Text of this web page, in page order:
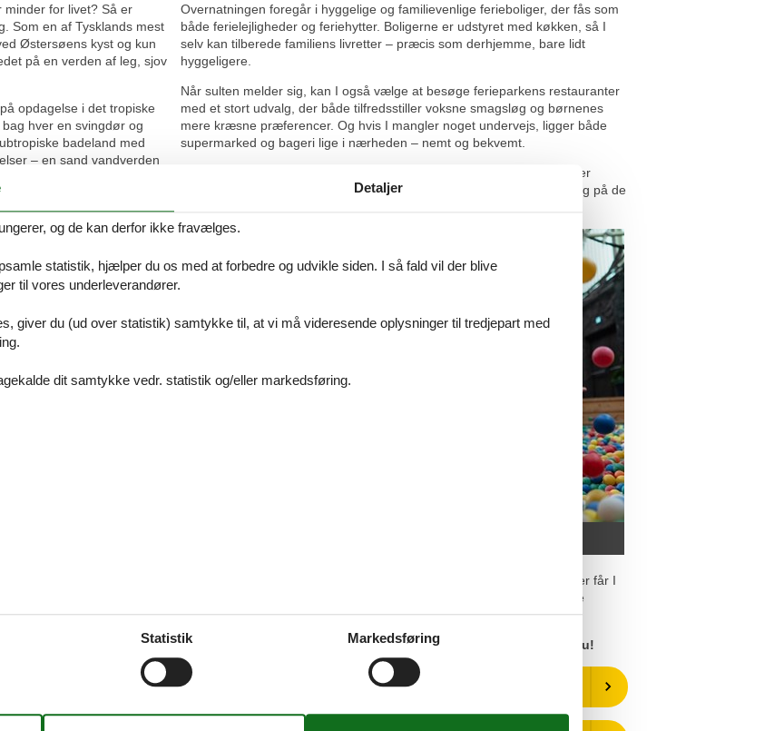
for livet? Så er
Som en af Tysklands mest
Østersøens kyst og kun
på en verden af leg, sjov
opdagelse i det tropiske
hver en svingdør og
badeland med
– en sand vandverden
er der intet som at
strand, der
kan forældrene finde ro og
god bog, eller drik en kop
aktivitet og afslapning,
Overnatningen foregår i hyggelige og familievenlige ferieboliger, der fås som
både ferielejligheder og feriehytter. Boligerne er udstyret med køkken, så I
selv kan tilberede familiens livretter – præcis som derhjemme, bare lidt
hyggeligere.
Når sulten melder sig, kan I også vælge at besøge ferieparkens restauranter
med et stort udvalg, der både tilfredsstiller voksne smagsløg og børnenes
mere kræsne præferencer. Og hvis I mangler noget undervejs, ligger både
supermarked og bageri lige i nærheden – nemt og bekvemt.
Der er masser af aktiviteter for børn hver eneste dag. Uanset om det er
kreative værksteder, spændende skattejagter, boldspil, minigolf eller leg på de
Hos Weissenhäuser Strand er det let at være sammen som familie. Her får I
tid til hinanden og til alt det, der virkelig betyder noget – fælles leg, nye
oplevelser og minder, der varer ved.
Book overnatning i Weissenhäuser Strand feriepark hos Feline nu!
Vælg mellem 18 sommerhuse
Detaljer
og de kan derfor ikke fravælges.
statistik, hjælper du os med at forbedre og udvikle siden. I så fald vil der blive
til vores underleverandører.
giver du (ud over statistik) samtykke til, at vi må videresende oplysninger til tredjepart med
dit samtykke vedr. statistik og/eller markedsføring.
Statistik Markedsføring